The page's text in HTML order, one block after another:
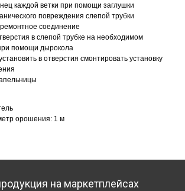
каждой ветки при помощи заглушки
повреждения слепой трубки
соединение
в слепой трубке на необходимом
помощи дырокола
в отверстия смонтировать установку
орошения: 1 м
на маркетплейсах